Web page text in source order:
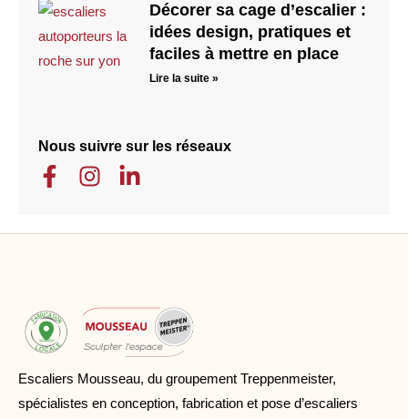
Décorer sa cage d’escalier :
idées design, pratiques et
faciles à mettre en place
Lire la suite »
Nous suivre sur les réseaux
Escaliers Mousseau, du groupement Treppenmeister,
spécialistes en conception, fabrication et pose d’escaliers